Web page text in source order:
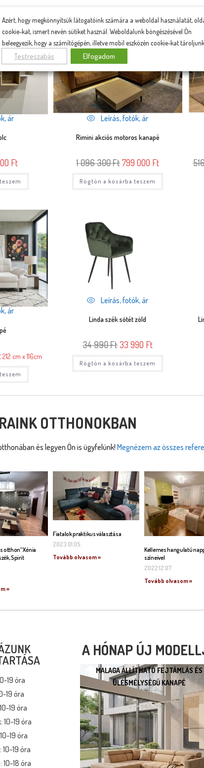
ár
Ft
Leírás, fotók, ár
Rimini akciós motoros kanapé
1 096 300Ft799 000 Ft
Rögtön a kosárba teszem
ár
212 cm x 116cm
Leírás, fotók, ár
Linda szék sötét zöld
34 990Ft 33 990 Ft
Rögtön a kosárba teszem
OTTHONOKBAN
és legyen Ön is ügyfelünk! Megnézem az összes
otthon” Xénia
Spirit
»
Fiatalok praktikus választása
2023.01.05.
Tovább olvasom »
Kellemes hangulatú
színeivel
2022.12.07.
Tovább olvasom »
19 óra
19 óra
19 óra
10-19 óra
19 óra
19 óra
10-18 óra
A HÓNAP ÚJ
MALAGA ÁLLÍTHATÓ FEJTÁMLÁS ÉS
ÜLÉSMÉLYSÉGŰ KANAPÉ
MALAGA ÁLLÍTHATÓ
FEJTÁMLÁS ÉS
ÜLÉSMÉLYSÉGŰ KANAPÉ
* kedvező ár
* több százféle kárpit
* moduláris rendszer
* motoros állíthatóság
Azért, hogy megkönnyítsük látogatóink számára a weboldal használatát,
cookie-kat, ismert nevén sütiket használ. Weboldalunk böngészésével Ön
beleegyezik, hogy a számítógépén, illetve mobil eszközén cookie-kat tároljunk.
Testreszabás Elfogadom